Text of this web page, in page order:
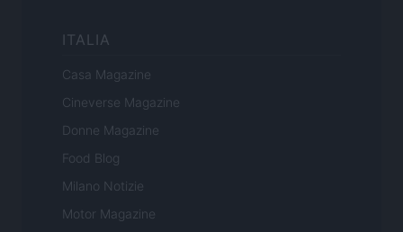
ITALIA
Casa Magazine
Cineverse Magazine
Donne Magazine
Food Blog
Milano Notizie
Motor Magazine